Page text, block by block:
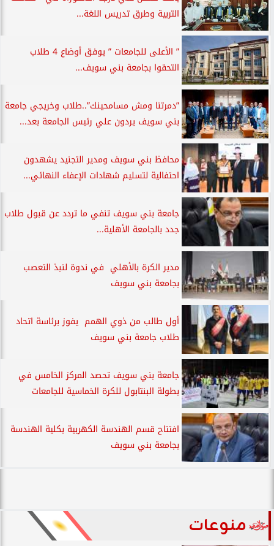
التربية وطرق تدريس اللغة...
” الأعلى للجامعات ” يوفق أوضاع 4 طلاب
التحقوا بجامعة بني سويف...
”دمرتنا ومش مسامحينك”..طلاب وخريجي جامعة
بني سويف يردون علي رئيس الجامعة بعد...
محافظ بني سويف ومدير التجنيد يشهدون
احتفالية لتسليم شهادات الإعفاء النهائي...
جامعة بني سويف تنفي ما تردد عن قبول طلاب
جدد بالجامعة الأهلية...
مدير الكرة بالأهلي في ندوة لنبذ التعصب
بجامعة بني سويف
أول طالب من ذوي الهمم يفوز برئاسة اتحاد
طلاب جامعة بني سويف
جامعة بني سويف تحصد المركز الخامس في
بطولة البنتابول للكرة الخماسية للجامعات
افتتاح قسم الهندسة الكهربية بكلية الهندسة
بجامعة بني سويف
منوعات